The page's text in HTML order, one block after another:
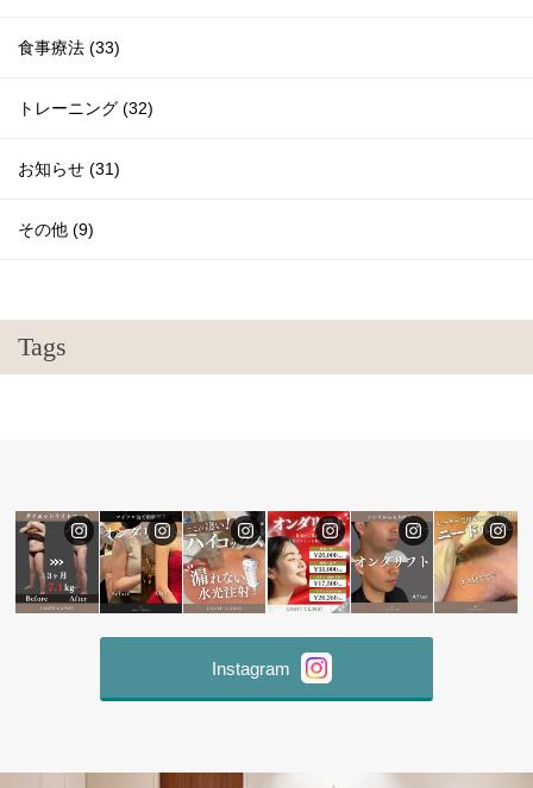
食事療法 (33)
トレーニング (32)
お知らせ (31)
その他 (9)
Tags
Instagram